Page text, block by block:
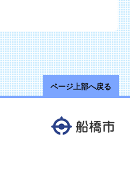
ページ上部へ戻る